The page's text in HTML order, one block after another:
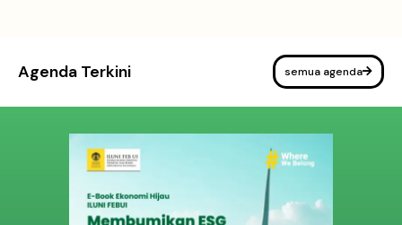
Agenda Terkini semua agenda